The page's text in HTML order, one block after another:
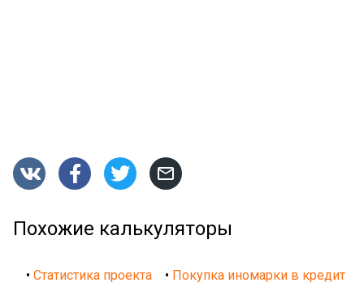
   
Похожие калькуляторы
• Статистика проекта • Покупка иномарки в кредит